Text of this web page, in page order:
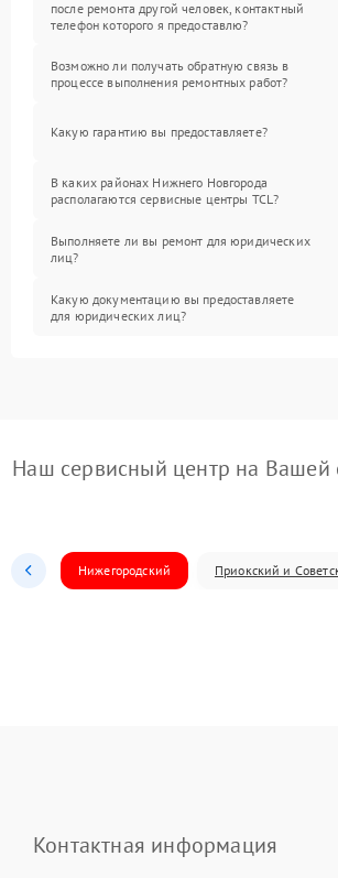
после ремонта другой человек, контактный
телефон которого я предоставлю?
Возможно ли получать обратную связь в
процессе выполнения ремонтных работ?
Какую гарантию вы предоставляете?
В каких районах Нижнего Новгорода
располагаются сервисные центры TCL?
Выполняете ли вы ремонт для юридических
лиц?
Какую документацию вы предоставляете
для юридических лиц?
Наш сервисный центр на Вашей
Нижегородский Приокский и
Контактная информация